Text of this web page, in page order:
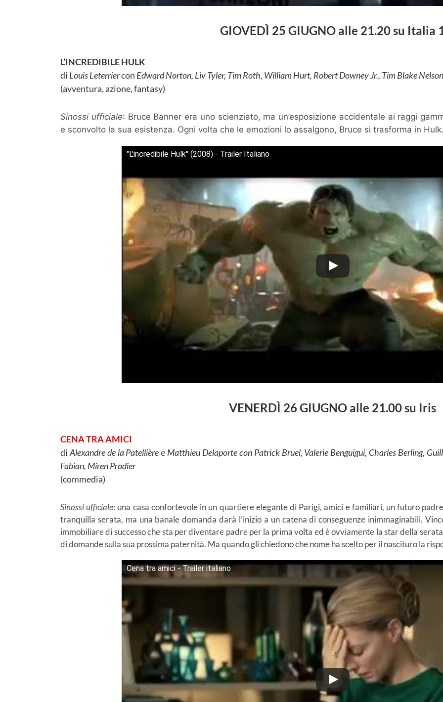
GIOVEDÌ 25 GIUGNO alle 21.20 su Italia
L’INCREDIBILE HULK
di Louis Leterriercon Edward Norton, Liv Tyler, Tim Roth, William Hurt, Robert Downey Jr., Tim Blake
(avventura, azione, fantasy)
Sinossi ufficiale: Bruce Banner era uno scienziato, ma un’esposizione accidentale ai raggi
e sconvolto la sua esistenza. Ogni volta che le emozioni lo assalgono, Bruce si trasforma in
"L'incredibile Hulk" (2008) - Trailer Italiano
VENERDÌ 26GIUGNO alle 21.00 su Iris
CENA TRA AMICI
di Alexandre de la Patellièree Matthieu Delaporte con Patrick Bruel, Valerie Benguigui, Charles Berling,
Fabian, Miren Pradier
(commedia)
Sinossi ufficiale: una casa confortevole in un quartiere elegante di Parigi, amici e familiari, un futuro
tranquilla serata, ma una banale domanda darà l’inizio a un catena di conseguenze inimmaginabili.
immobiliare di successo che sta per diventare padre per la prima volta ed è ovviamente la star della
di domande sulla sua prossima paternità. Ma quando gli chiedono che nome ha scelto per il nascituro la
Cena tra amici - Trailer italiano